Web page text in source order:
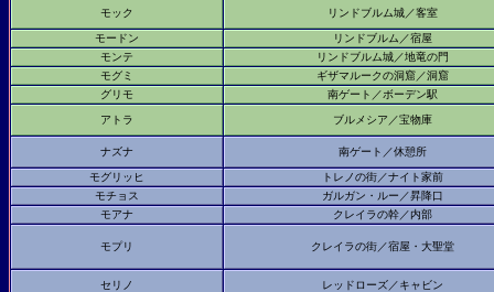
モック リンドブルム城／客室
モードン
リンドブルム／宿屋
モンテ
リンドブルム城／地竜の門
モグミ
ギザマルークの洞窟／洞窟
グリモ
南ゲート／ボーデン駅
アトラ ブルメシア／宝物庫
ナズナ 南ゲート／休憩所
モグリッヒ
トレノの街／ナイト家前
モチョス
ガルガン・ルー／昇降口
モアナ
クレイラの幹／内部
モプリ クレイラの街／宿屋・大聖堂
セリノ レッドローズ／キャビン